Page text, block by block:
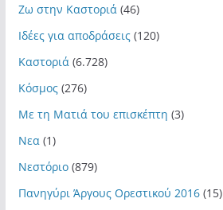
Ζω στην Καστοριά (46)
Ιδέες για αποδράσεις(120)
Καστοριά (6.728)
Κόσμος(276)
Με τη Ματιά του επισκέπτη (3)
Νεα (1)
Νεστόριο(879)
Πανηγύρι Άργους Ορεστικού 2016(15)